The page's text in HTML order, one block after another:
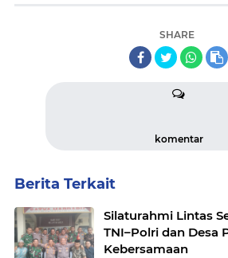
SHARE
komentar
Berita Terkait
Silaturahmi Lintas
TNI–Polri dan Desa
Kebersamaan